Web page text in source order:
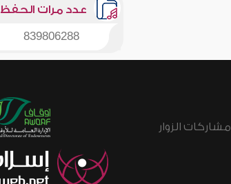
عدد مرات الحفظ
839806288
مشاركات الزوار